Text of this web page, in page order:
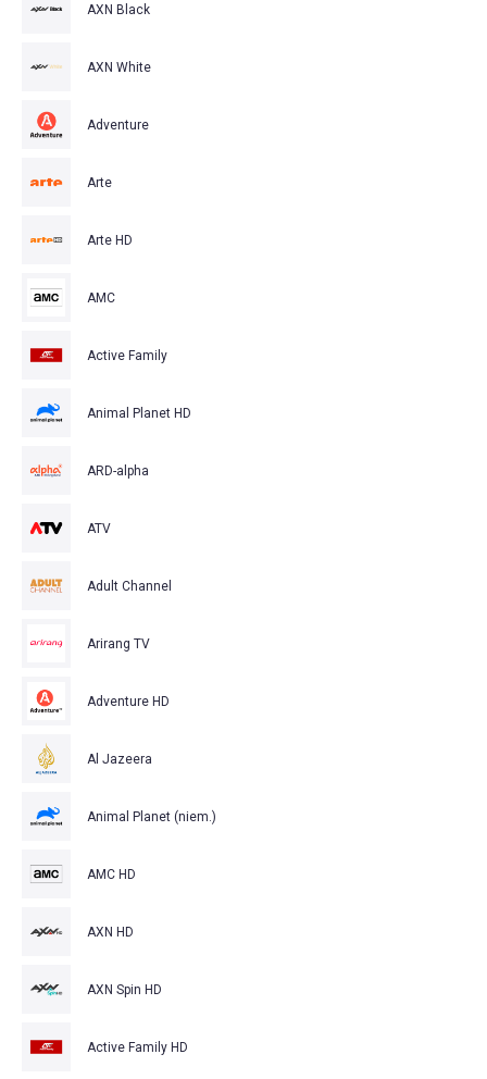
AXN Black
AXN White
Adventure
Arte
Arte HD
AMC
Active Family
Animal Planet HD
ARD-alpha
ATV
Adult Channel
Arirang TV
Adventure HD
Al Jazeera
Animal Planet (niem.)
AMC HD
AXN HD
AXN Spin HD
Active Family HD